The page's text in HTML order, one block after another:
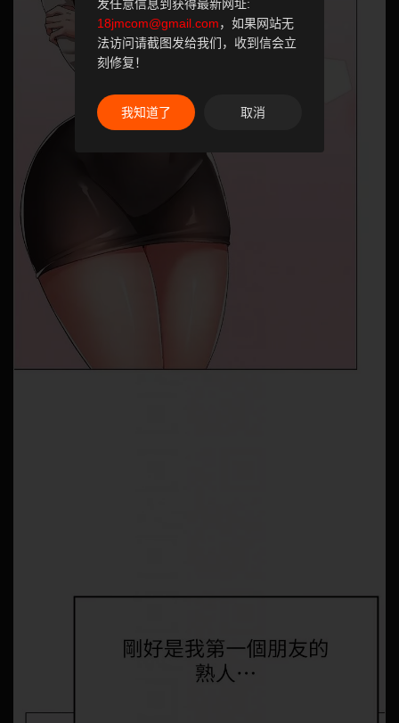
发任意信息到获得最新网址:
18jmcom@gmail.com，如果网站无
法访问请截图发给我们，收到信会立
刻修复！
我知道了 取消